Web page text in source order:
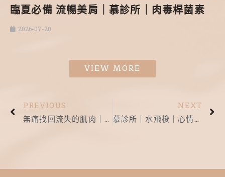
臨夏必備 流暢美肩｜慕診所｜肉毒桿菌素
2026-07-20
VIEW MORE
PREVIOUS
無痛找回流失的肌肉｜慕診所｜Embody
NEXT
慕診所｜水飛梭｜心情好，皮膚也跟著變好